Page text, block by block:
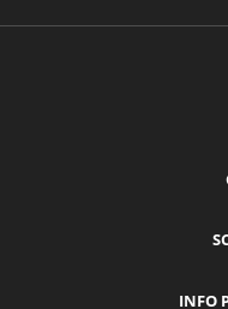
INFO